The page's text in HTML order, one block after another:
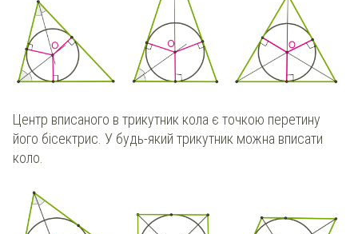
Центр вписаного в трикутник кола є точкою перетину
його бісектрис. У будь-який трикутник можна вписати
коло.